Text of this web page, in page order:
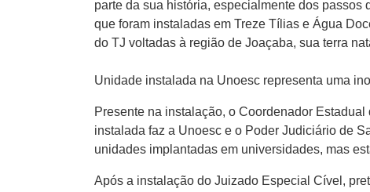
parte da sua história, especialmente dos
que foram instaladas em Treze Tílias e Água
do TJ voltadas à região de Joaçaba, sua terra
Unidade instalada na Unoesc representa uma
Presente na instalação, o Coordenador
instalada faz a Unoesc e o Poder Judiciário de
unidades implantadas em universidades, mas
Após a instalação do Juizado Especial Cível,